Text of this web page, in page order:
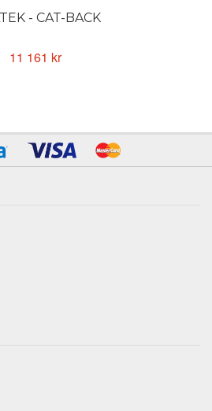
- CAT-BACK
11 161 kr